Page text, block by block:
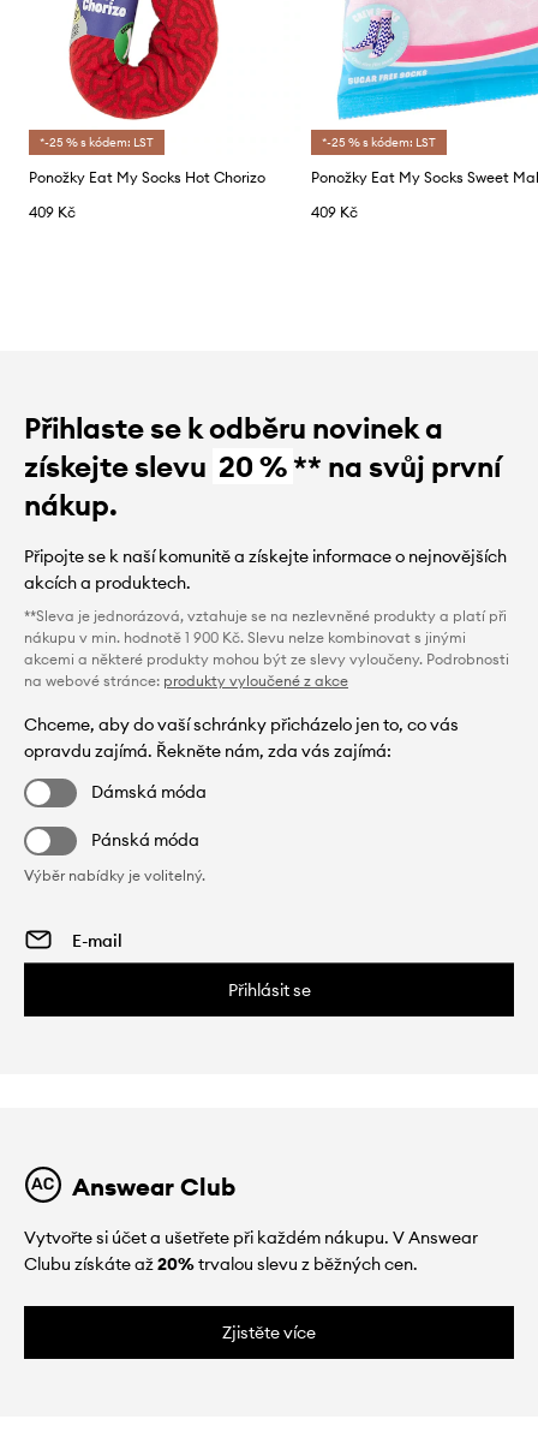
*-25 % s kódem: LST
Ponožky Eat My Socks Hot Chorizo
409 Kč
*-25 % s kódem: LST
Ponožky Eat My Socks Sweet
409 Kč
Přihlaste se k odběru novinek a
získejte slevu 20 %** na svůj první
nákup.
Připojte se k naší komunitě a získejte informace o nejnovějších
akcích a produktech.
**Sleva je jednorázová, vztahuje se na nezlevněné produkty a platí při
nákupu v min. hodnotě 1 900 Kč. Slevu nelze kombinovat s jinými
akcemi a některé produkty mohou být ze slevy vyloučeny. Podrobnosti
na webové stránce: produkty vyloučené z akce
Chceme, aby do vaší schránky přicházelo jen to, co vás
opravdu zajímá. Řekněte nám, zda vás zajímá:
Dámská móda
Pánská móda
Výběr nabídky je volitelný.
Přihlásit se
Answear Club
Vytvořte si účet a ušetřete při každém nákupu. V Answear
Clubu získáte až20%trvalou slevu z běžných cen.
Zjistěte více